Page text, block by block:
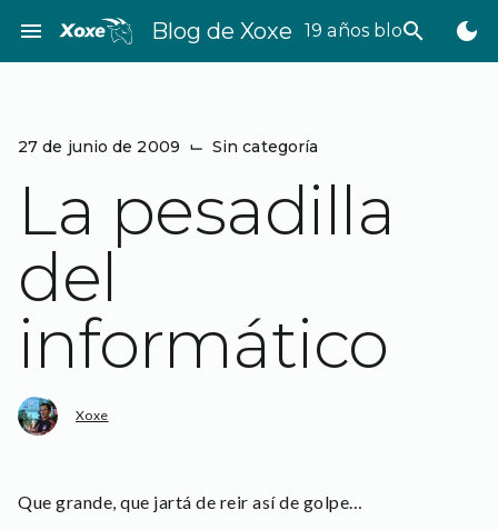
contenido
menu Blog de Xoxe 19 años bloggeando
search dark_mode
27 de junio de 2009 ⌙ Sin categoría
La pesadilla
del
informático
Xoxe
Que grande, que jartá de reir así de golpe…